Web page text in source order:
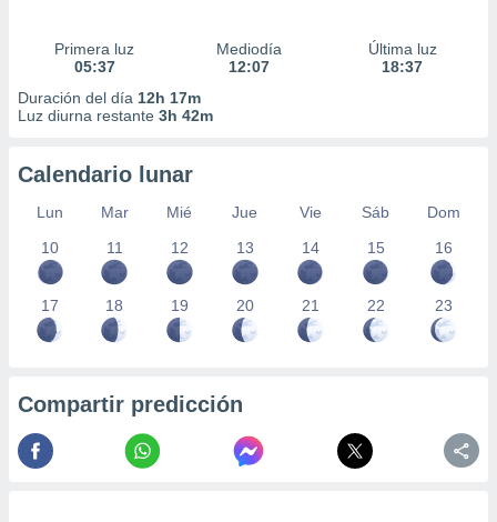
Primera luz
05:37
Mediodía
12:07
Última luz
18:37
Duración del día 12h 17m
Luz diurna restante 3h 42m
Calendario lunar
Lun Mar Mié Jue Vie Sáb
Dom
10
11 12 13 14 15 16
17 18 19 20 21 22 23
Compartir predicción